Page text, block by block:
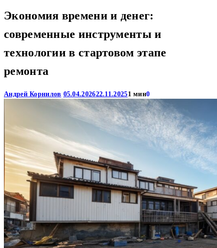
Экономия времени и денег:
современные инструменты и
технологии в стартовом этапе
ремонта
Андрей Корнилов 05.04.202622.11.20251 мин0